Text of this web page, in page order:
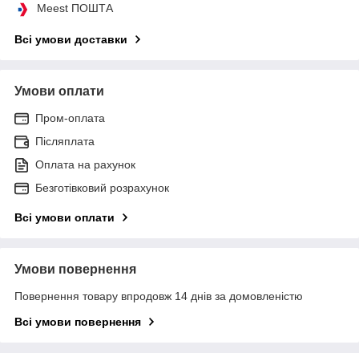
Meest ПОШТА
Всі умови доставки
Умови оплати
Пром-оплата
Післяплата
Оплата на рахунок
Безготівковий розрахунок
Всі умови оплати
Умови повернення
Повернення товару впродовж 14 днів за домовленістю
Всі умови повернення